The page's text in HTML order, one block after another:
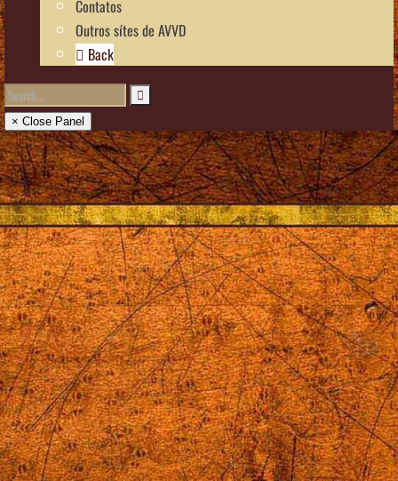
Contatos
Outros sítes de AVVD
Back
× Close Panel